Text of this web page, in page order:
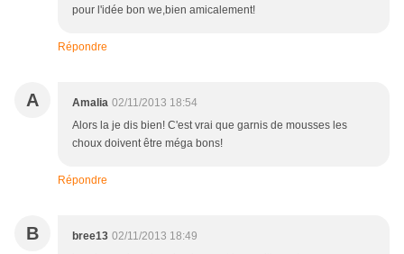
pour l'idée bon we,bien amicalement!
Répondre
A Amalia 02/11/2013 18:54
Alors la je dis bien! C'est vrai que garnis de mousses les
choux doivent être méga bons!
Répondre
B bree13 02/11/2013 18:49